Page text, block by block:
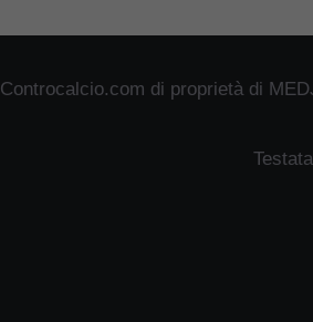
Controcalcio.com di proprietà di